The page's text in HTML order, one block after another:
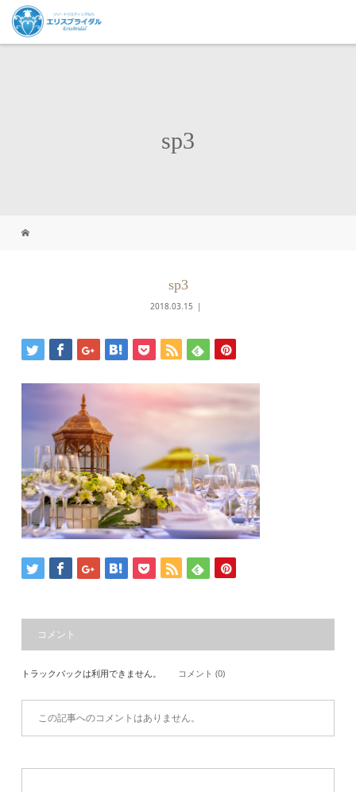
sp3
sp3
2018.03.15
コメント
トラックバックは利用できません。 コメント (0)
この記事へのコメントはありません。